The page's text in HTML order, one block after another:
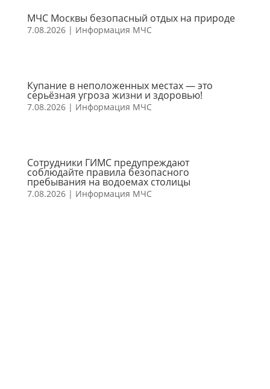
МЧС Москвы безопасный отдых на природе
7.08.2026| Информация МЧС
Купание в неположенных местах — это
серьёзная угроза жизни и здоровью!
7.08.2026| Информация МЧС
Сотрудники ГИМС предупреждают
соблюдайте правила безопасного
пребывания на водоемах столицы
7.08.2026| Информация МЧС